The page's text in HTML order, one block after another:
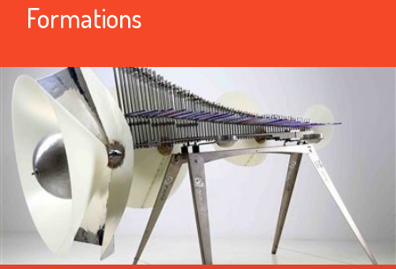
Formations